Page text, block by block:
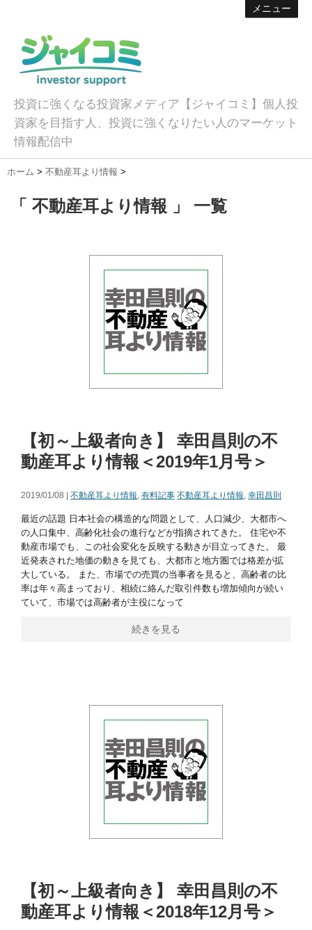
メニュー
投資に強くなる投資家メディア【ジャイコミ】個人投
資家を目指す人、投資に強くなりたい人のマーケット
情報配信中
ホーム > 不動産耳より情報 >
「 不動産耳より情報 」 一覧
【初～上級者向き】 幸田昌則の不
動産耳より情報＜2019年1月号＞
2019/01/08 | 不動産耳より情報, 有料記事 不動産耳より情報, 幸田昌則
最近の話題 日本社会の構造的な問題として、人口減少、大都市へ
の人口集中、高齢化社会の進行などが指摘されてきた。 住宅や不
動産市場でも、この社会変化を反映する動きが目立ってきた。 最
近発表された地価の動きを見ても、大都市と地方圏では格差が拡
大している。 また、市場での売買の当事者を見ると、高齢者の比
率は年々高まっており、相続に絡んだ取引件数も増加傾向が続い
ていて、市場では高齢者が主役になって
続きを見る
【初～上級者向き】 幸田昌則の不
動産耳より情報＜2018年12月号＞